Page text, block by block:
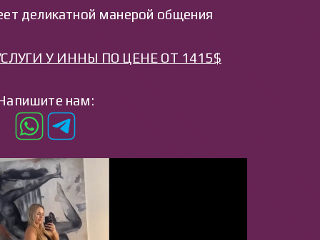
деликатной манерой общения
У ИННЫ ПО ЦЕНЕ ОТ 1415$
нам: